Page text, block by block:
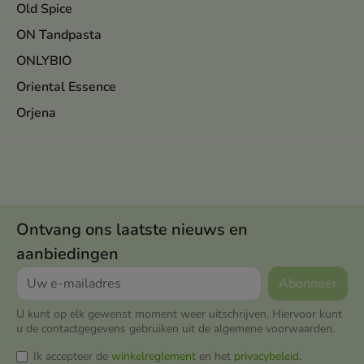
Old Spice
ON Tandpasta
ONLYBIO
Oriental Essence
Orjena
Ontvang ons laatste nieuws en
aanbiedingen
U kunt op elk gewenst moment weer uitschrijven. Hiervoor kunt
u de contactgegevens gebruiken uit de algemene voorwaarden.
Ik accepteer de winkelreglement en het privacybeleid.